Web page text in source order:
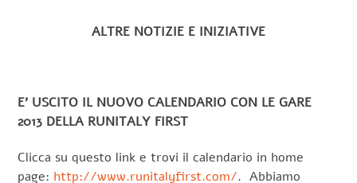
ALTRE NOTIZIE E INIZIATIVE
E’ USCITO IL NUOVO CALENDARIO CON LE GARE
2013 DELLA RUNITALY FIRST
Clicca su questo link e trovi il calendario in home
page: http://www.runitalyfirst.com/. Abbiamo